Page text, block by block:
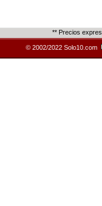
** Precios
© 2002/2022 Solo10.com